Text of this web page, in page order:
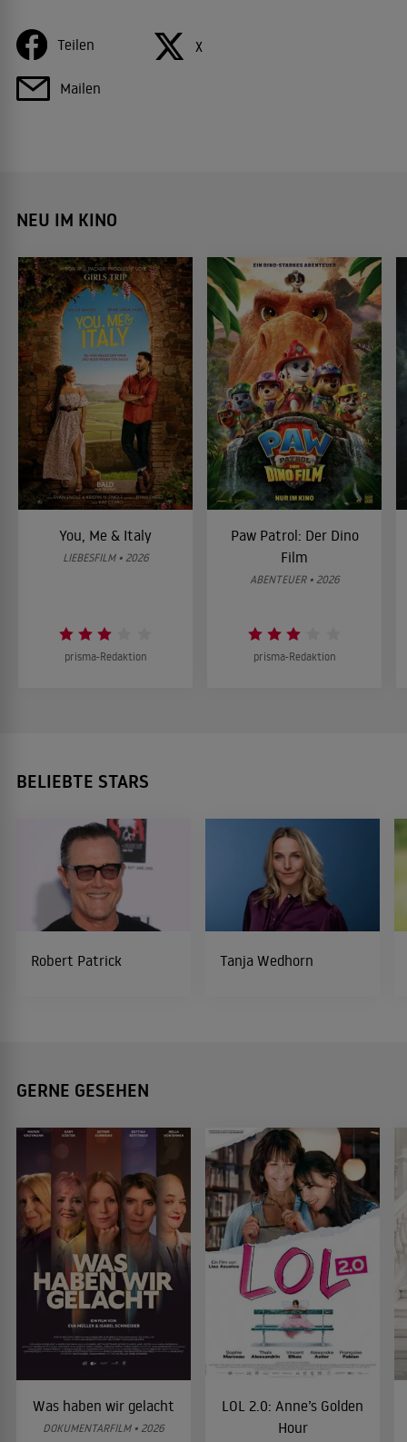
Teilen X
Mailen
NEU IM KINO
You, Me & Italy
LIEBESFILM • 2026
prisma-Redaktion
Paw Patrol: Der Dino
Film
ABENTEUER • 2026
prisma-Redaktion
BELIEBTE STARS
Robert Patrick Tanja Wedhorn
GERNE GESEHEN
Was haben wir gelacht
DOKUMENTARFILM • 2026
LOL 2.0: Anne’s Golden
Hour